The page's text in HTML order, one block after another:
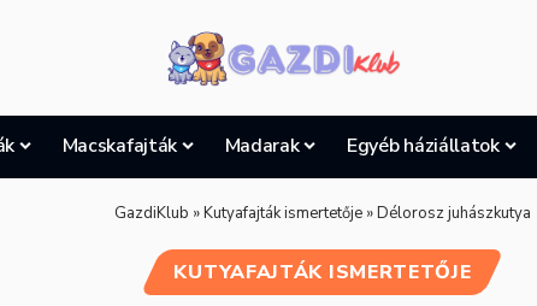
Macskafajták Madarak Egyéb háziállatok
GazdiKlub »Kutyafajták ismertetője »Délorosz juhászkutya
KUTYAFAJTÁK ISMERTETŐJE